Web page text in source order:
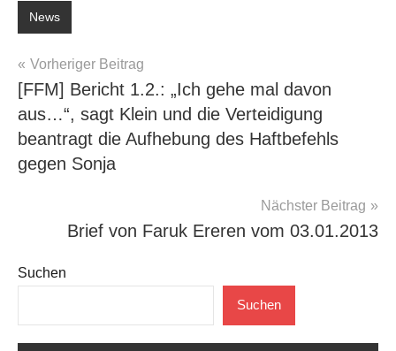
News
Beitragsnavigation
Vorheriger Beitrag
[FFM] Bericht 1.2.: „Ich gehe mal davon
aus…“, sagt Klein und die Verteidigung
beantragt die Aufhebung des Haftbefehls
gegen Sonja
Nächster Beitrag
Brief von Faruk Ereren vom 03.01.2013
Suchen
Suchen